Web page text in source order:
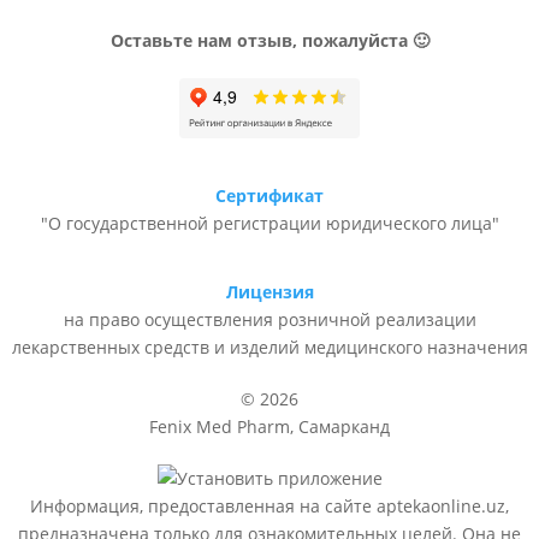
Оставьте нам отзыв, пожалуйста 🙂
Сертификат
"О государственной регистрации юридического лица"
Лицензия
на право осуществления розничной реализации
лекарственных средств и изделий медицинского назначения
© 2026
Fenix Med Pharm, Самарканд
Информация, предоставленная на сайте aptekaonline.uz,
предназначена только для ознакомительных целей. Она не